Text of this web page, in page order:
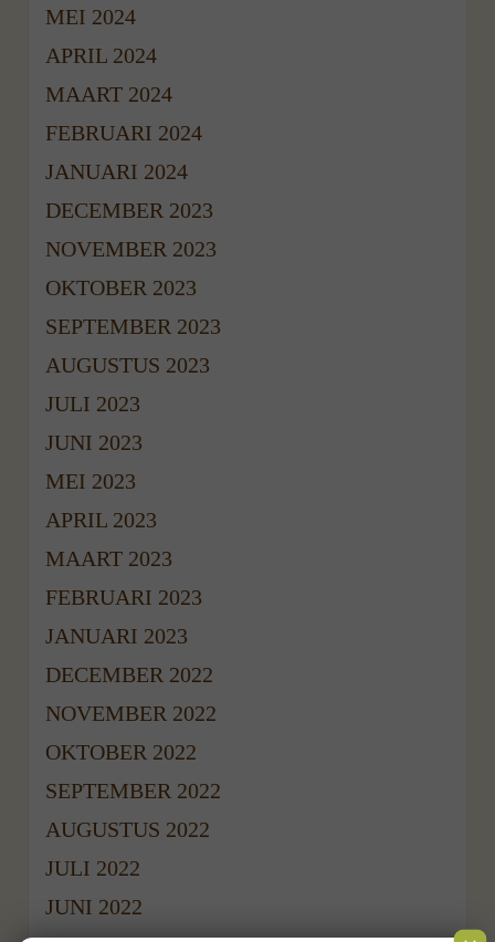
MEI 2024
APRIL 2024
MAART 2024
FEBRUARI 2024
JANUARI 2024
DECEMBER 2023
NOVEMBER 2023
OKTOBER 2023
SEPTEMBER 2023
AUGUSTUS 2023
JULI 2023
JUNI 2023
MEI 2023
APRIL 2023
MAART 2023
FEBRUARI 2023
JANUARI 2023
DECEMBER 2022
NOVEMBER 2022
OKTOBER 2022
SEPTEMBER 2022
AUGUSTUS 2022
JULI 2022
JUNI 2022